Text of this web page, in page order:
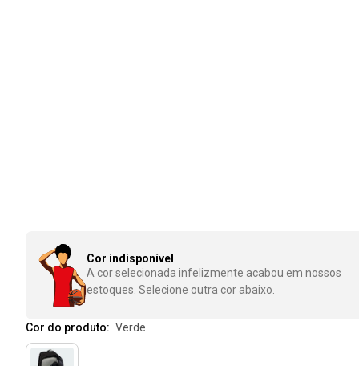
Cor indisponível
A cor selecionada infelizmente acabou em nossos
estoques. Selecione outra cor abaixo.
Cor do produto: verde